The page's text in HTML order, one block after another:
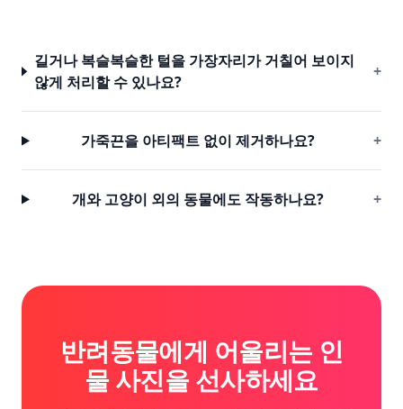
길거나 복슬복슬한 털을 가장자리가 거칠어 보이지
않게 처리할 수 있나요?
+
가죽끈을 아티팩트 없이 제거하나요? +
개와 고양이 외의 동물에도 작동하나요? +
반려동물에게 어울리는 인
물 사진을 선사하세요